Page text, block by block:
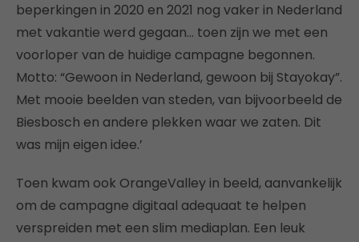
beperkingen in 2020 en 2021 nog vaker in Nederland
met vakantie werd gegaan… toen zijn we met een
voorloper van de huidige campagne begonnen.
Motto: “Gewoon in Nederland, gewoon bij Stayokay”.
Met mooie beelden van steden, van bijvoorbeeld de
Biesbosch en andere plekken waar we zaten. Dit
was mijn eigen idee.’
Toen kwam ook OrangeValley in beeld, aanvankelijk
om de campagne digitaal adequaat te helpen
verspreiden met een slim mediaplan. Een leuk